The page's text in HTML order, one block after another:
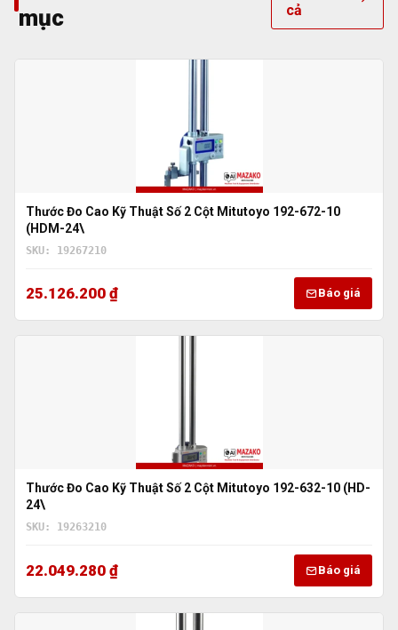
mục
cả
Thước Đo Cao Kỹ Thuật Số 2 Cột Mitutoyo 192-672-10
(HDM-24\
SKU: 19267210
25.126.200 ₫ Báo giá
Thước Đo Cao Kỹ Thuật Số 2 Cột Mitutoyo 192-632-10 (HD-
24\
SKU: 19263210
22.049.280 ₫ Báo giá